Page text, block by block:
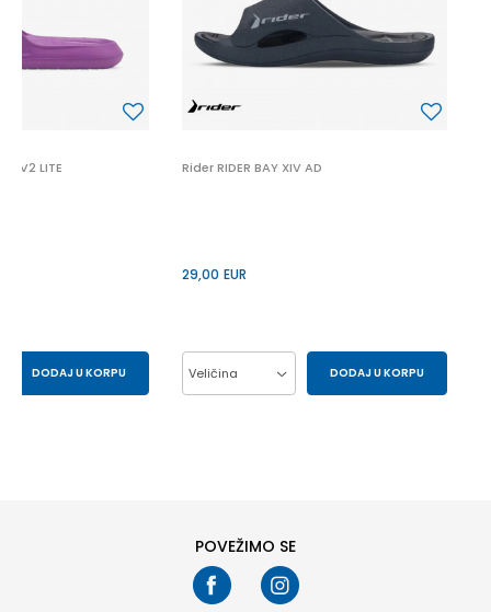
V2 LITE
DODAJ U KORPU
Rider RIDER BAY XIV AD
29,00 EUR
Veličina DODAJ U KORPU
POVEŽIMO SE